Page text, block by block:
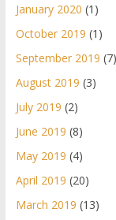
January 2020 (1)
October 2019 (1)
September 2019 (7)
August 2019 (3)
July 2019 (2)
June 2019 (8)
May 2019 (4)
April 2019 (20)
March 2019 (13)